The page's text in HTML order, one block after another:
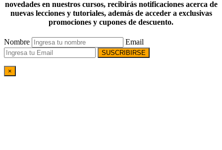
novedades en nuestros cursos, recibirás notificaciones acerca de
nuevas lecciones y tutoriales, además de acceder a exclusivas
promociones y cupones de descuento.
Nombre Email
SUSCRIBIRSE
×